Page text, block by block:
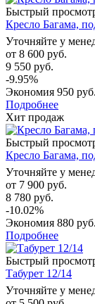
Быстрый
Кресло Багама,
Уточняйте у
от 8 600 руб.
9 550 руб.
-9.95%
Экономия 950 руб.
Подробнее
Хит продаж
Быстрый
Кресло Багама,
Уточняйте у
от 7 900 руб.
8 780 руб.
-10.02%
Экономия 880 руб.
Подробнее
Быстрый
Табурет 12/14
Уточняйте у